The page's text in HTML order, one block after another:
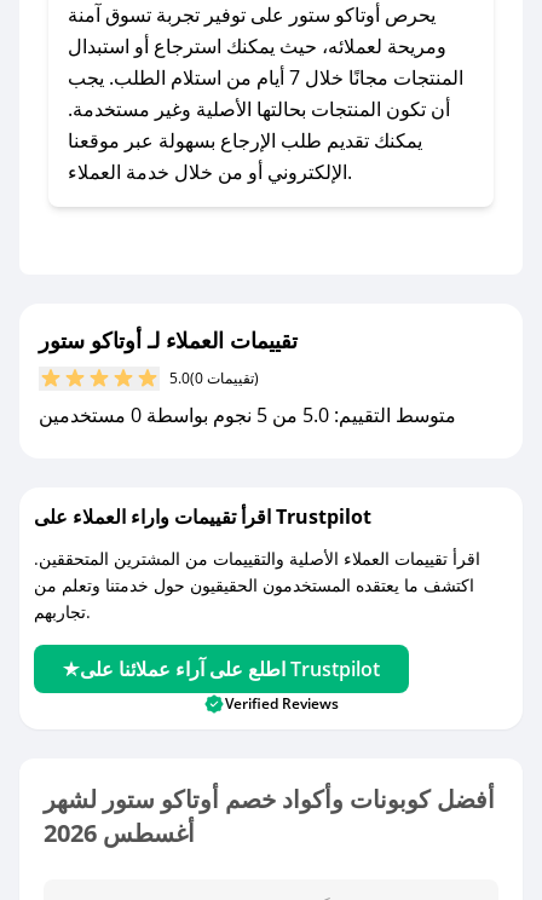
### كيف تحصل على كوبونات خصم حصرية من
أوتاكو ستور؟
للحصول على كوبونات وخصومات حصرية، قم بما
يلي:
- اضغط على أيقونة متابعة لمتجر أوتاكو ستور في
مع صحصح، تسوق بذكاء ووفّر على كل مشترياتك مع
كوبونات خصم حصرية من أوتاكو ستور!
يحرص أوتاكو ستور على توفير تجربة تسوق آمنة
ومريحة لعملائه، حيث يمكنك استرجاع أو استبدال
المنتجات مجانًا خلال 7 أيام من استلام الطلب. يجب
أن تكون المنتجات بحالتها الأصلية وغير مستخدمة.
يمكنك تقديم طلب الإرجاع بسهولة عبر موقعنا
الإلكتروني أو من خلال خدمة العملاء.
تقييمات العملاء لـ أوتاكو ستور
5.0 (0 تقييمات)
متوسط التقييم: 5.0 من 5 نجوم بواسطة 0 مستخدمين
اقرأ تقييمات واراء العملاء على Trustpilot
اقرأ تقييمات العملاء الأصلية والتقييمات من المشترين المتحققين.
اكتشف ما يعتقده المستخدمون الحقيقيون حول خدمتنا وتعلم من
تجاربهم.
اطلع على آراء عملائنا على Trustpilot
Verified Reviews
أفضل كوبونات وأكواد خصم أوتاكو ستور لشهر
أغسطس 2026